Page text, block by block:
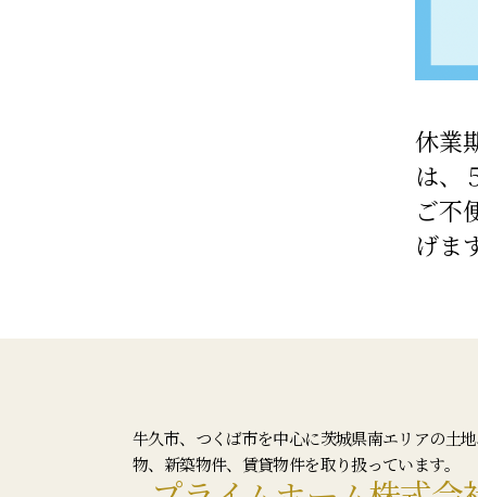
休業
は、
ご不
げま
牛久市、つくば市を中心に茨城県南エリアの土
物、新築物件、賃貸物件を取り扱っています。